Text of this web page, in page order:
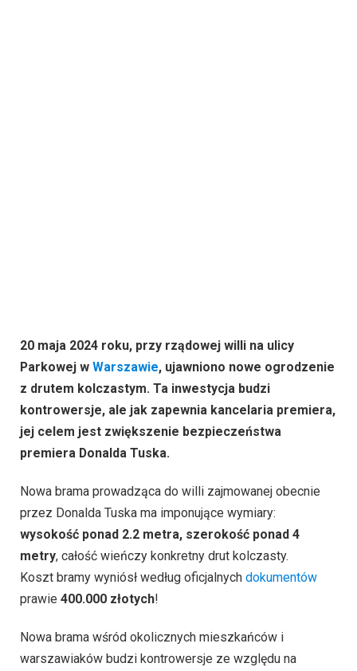
20 maja 2024 roku, przy rządowej willi na ulicy
Parkowej w Warszawie, ujawniono nowe ogrodzenie
z drutem kolczastym. Ta inwestycja budzi
kontrowersje, ale jak zapewnia kancelaria premiera,
jej celem jest zwiększenie bezpieczeństwa
premiera Donalda Tuska.
Nowa brama prowadząca do willi zajmowanej obecnie
przez Donalda Tuska ma imponujące wymiary:
wysokość ponad 2.2 metra, szerokość ponad 4
metry, całość wieńczy konkretny drut kolczasty.
Koszt bramy wyniósł według oficjalnych dokumentów
prawie 400.000 złotych!
Nowa brama wśród okolicznych mieszkańców i
warszawiaków budzi kontrowersje ze względu na